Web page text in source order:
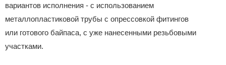
вариантов исполнения - с использованием
металлопластиковой трубы с опрессовкой фитингов
или готового байпаса, с уже нанесенными резьбовыми
участками.